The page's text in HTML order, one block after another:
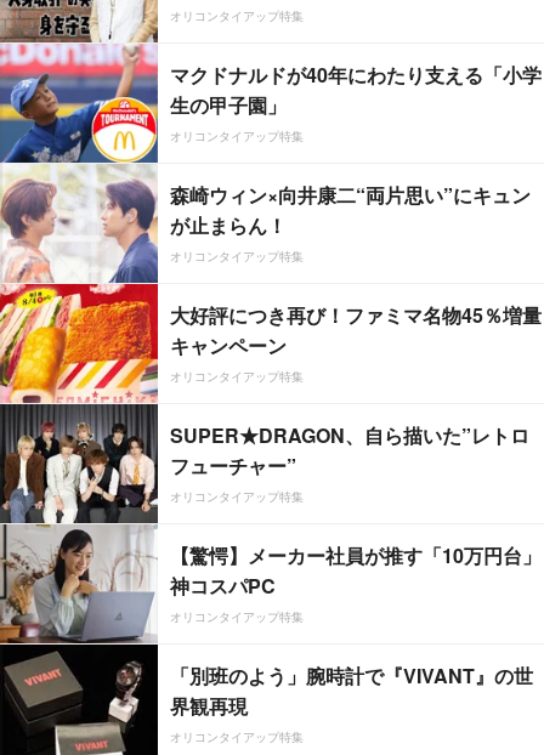
オリコンタイアップ特集
マクドナルドが40年にわたり支える「小学
生の甲子園」
オリコンタイアップ特集
森崎ウィン×向井康二“両片思い”にキュン
が止まらん！
オリコンタイアップ特集
大好評につき再び！ファミマ名物45％増量
キャンペーン
オリコンタイアップ特集
SUPER★DRAGON、自ら描いた”レトロ
フューチャー”
オリコンタイアップ特集
【驚愕】メーカー社員が推す「10万円台」
神コスパPC
オリコンタイアップ特集
「別班のよう」腕時計で『VIVANT』の世
界観再現
オリコンタイアップ特集